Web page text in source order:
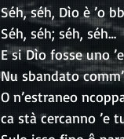
Séh, séh, Dìo è ’o
Séh, séh; séh, séh…
E si Dìo fosse uno
Nu sbandato
O n’estraneo
ca stà cercanno ’e